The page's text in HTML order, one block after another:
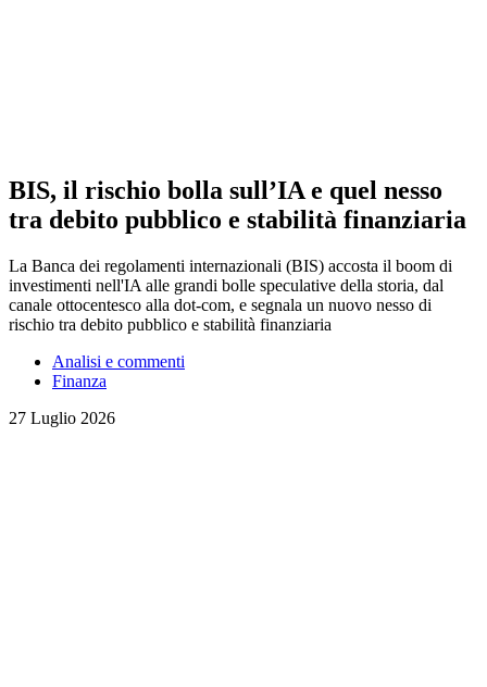
BIS, il rischio bolla sull’IA e quel nesso
tra debito pubblico e stabilità finanziaria
La Banca dei regolamenti internazionali (BIS) accosta il boom di
investimenti nell'IA alle grandi bolle speculative della storia, dal
canale ottocentesco alla dot-com, e segnala un nuovo nesso di
rischio tra debito pubblico e stabilità finanziaria
Analisi e commenti
Finanza
27 Luglio 2026